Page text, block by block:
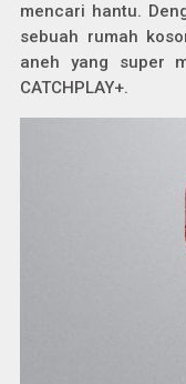
mencari hantu.
sebuah rumah
aneh yang super
CATCHPLAY+.